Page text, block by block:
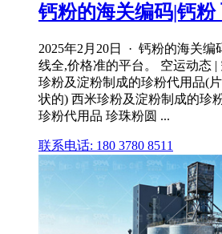
钙粉的海关编码|钙粉
2025年2月20日 · 钙粉的海关编
线全,价格准的平台。 空运动态 |
珍粉及淀粉制成的珍粉代用品(
状的) 西米珍粉及淀粉制成的珍
珍粉代用品 珍珠粉圆 ...
联系电话: 180 3780 8511